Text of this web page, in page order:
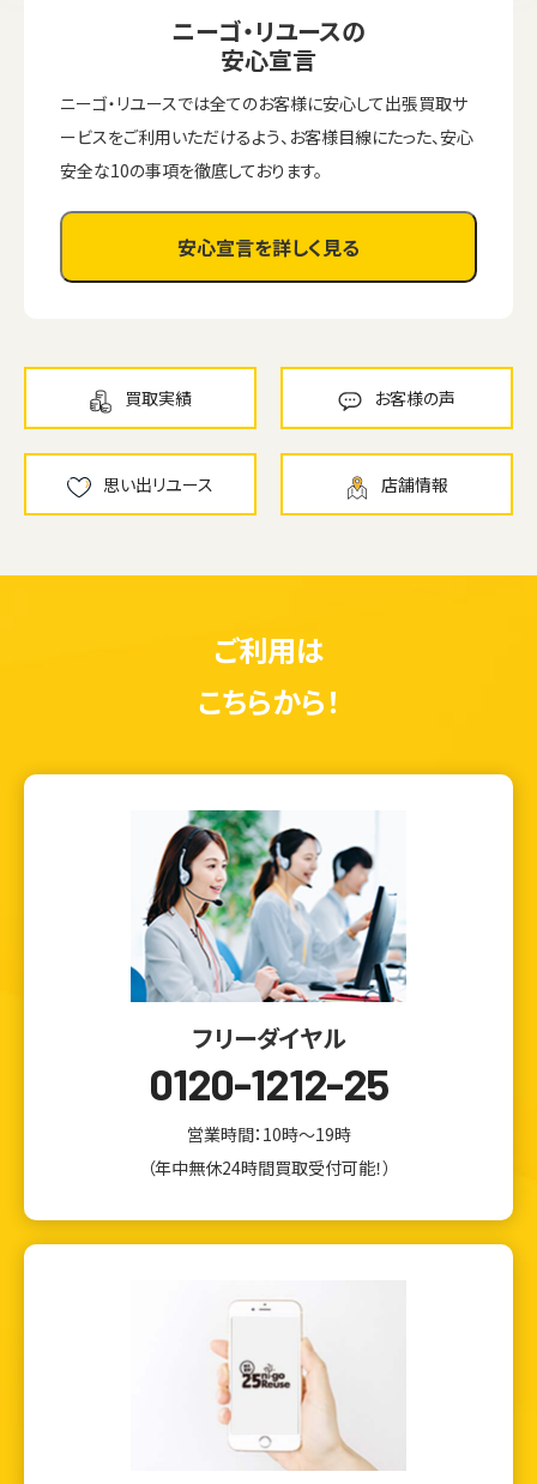
かんたん査定見積 0120-1212-25
ニーゴ・リユースの
安心宣言
ニーゴ・リユースでは全てのお客様に安心して出張買取サ
ービスをご利用いただけるよう、お客様目線にたった、安心
安全な10の事項を徹底しております。
安心宣言を詳しく見る
買取実績 お客様の声
思い出リユース 店舗情報
ご利用は
こちらから！
フリーダイヤル
0120-1212-25
営業時間：10時～19時
（年中無休24時間買取受付可能！）